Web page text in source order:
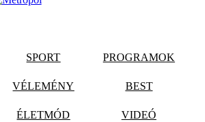
SPORT PROGRAMOK
VÉLEMÉNY BEST
ÉLETMÓD VIDEÓ